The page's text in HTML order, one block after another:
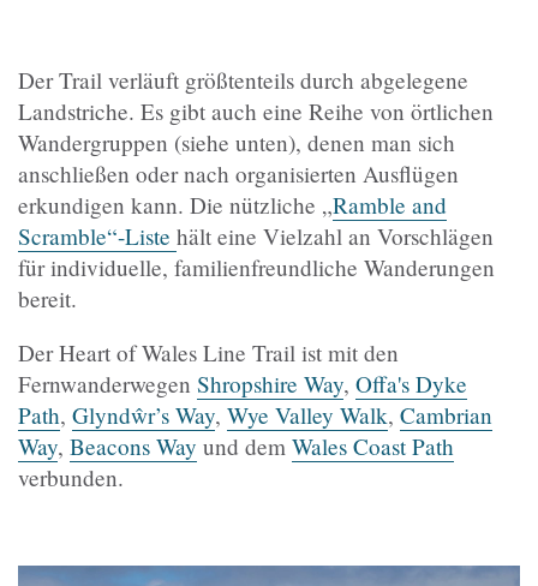
Der Trail verläuft größtenteils durch abgelegene
Landstriche. Es gibt auch eine Reihe von örtlichen
Wandergruppen (siehe unten), denen man sich
anschließen oder nach organisierten Ausflügen
erkundigen kann. Die nützliche „Ramble and
Scramble“-Liste hält eine Vielzahl an Vorschlägen
für individuelle, familienfreundliche Wanderungen
bereit.
Der Heart of Wales Line Trail ist mit den
Fernwanderwegen Shropshire Way, Offa's Dyke
Path, Glyndŵr’s Way, Wye Valley Walk, Cambrian
Way, Beacons Way und dem Wales Coast Path
verbunden.